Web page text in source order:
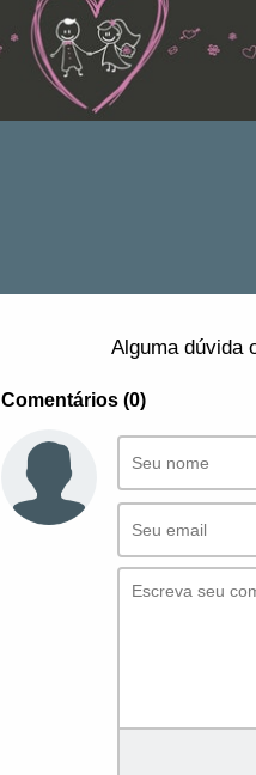
Alguma dúvida
Comentários (0)